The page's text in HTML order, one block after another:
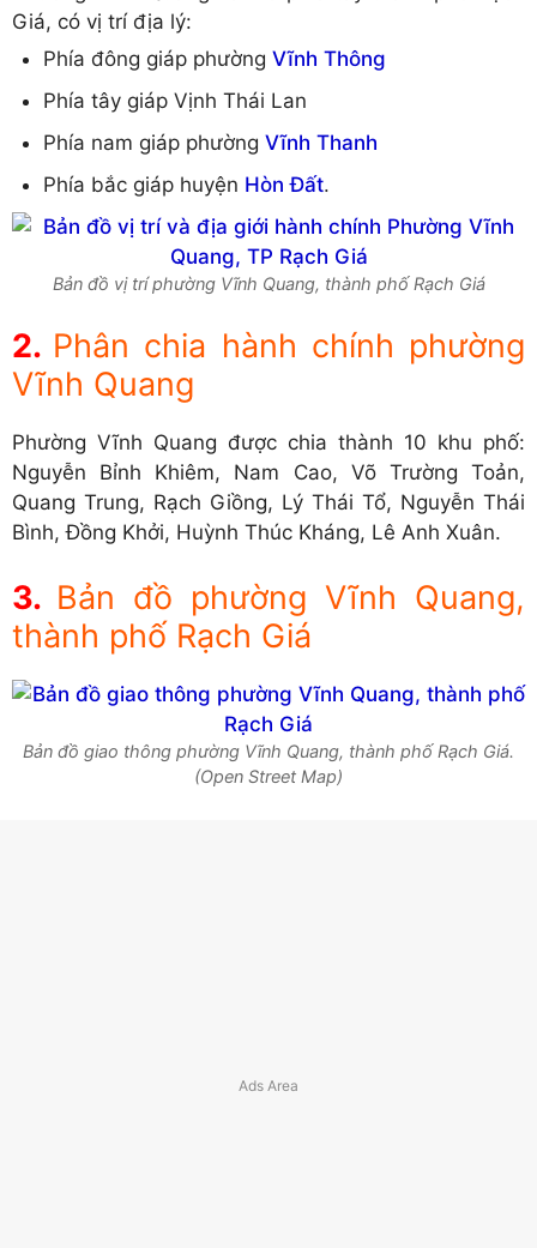
Giá, có vị trí địa lý:
Phía đông giáp phường Vĩnh Thông
Phía tây giáp Vịnh Thái Lan
Phía nam giáp phường Vĩnh Thanh
Phía bắc giáp huyện Hòn Đất.
Bản đồ vị trí phường Vĩnh Quang, thành phố Rạch Giá
Phân chia hành chính phường
Vĩnh Quang
Phường Vĩnh Quang được chia thành 10 khu phố:
Nguyễn Bỉnh Khiêm, Nam Cao, Võ Trường Toản,
Quang Trung, Rạch Giồng, Lý Thái Tổ, Nguyễn Thái
Bình, Đồng Khởi, Huỳnh Thúc Kháng, Lê Anh Xuân.
Bản đồ phường Vĩnh Quang,
thành phố Rạch Giá
Bản đồ giao thông phường Vĩnh Quang, thành phố Rạch Giá.
(Open Street Map)